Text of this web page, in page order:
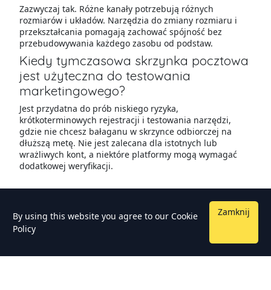
Zazwyczaj tak. Różne kanały potrzebują różnych
rozmiarów i układów. Narzędzia do zmiany rozmiaru i
przekształcania pomagają zachować spójność bez
przebudowywania każdego zasobu od podstaw.
Kiedy tymczasowa skrzynka pocztowa
jest użyteczna do testowania
marketingowego?
Jest przydatna do prób niskiego ryzyka,
krótkoterminowych rejestracji i testowania narzędzi,
gdzie nie chcesz bałaganu w skrzynce odbiorczej na
dłuższą metę. Nie jest zalecana dla istotnych lub
wrażliwych kont, a niektóre platformy mogą wymagać
dodatkowej weryfikacji.
By using this website you agree to our Cookie
Policy
Zamknij